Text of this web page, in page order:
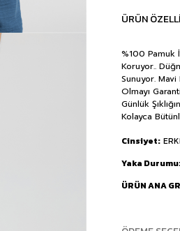
ÜRÜN
%100 Pamuk
Koruyor..
Sunuyor.
Olmayı
Günlük
Kolayca
Cinsiyet
Yaka Durumu
ÜRÜN ANA